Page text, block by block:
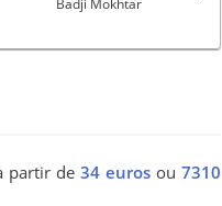
Badji Mokhtar
partir de 34 eurosou7310